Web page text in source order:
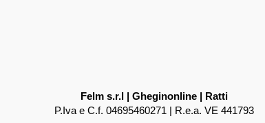
Felm s.r.l | Gheginonline | Ratti
P.Iva e C.f. 04695460271 | R.e.a. VE 441793